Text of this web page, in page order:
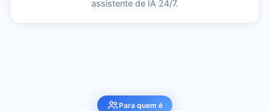
assistente de IA 24/7.
Para quem é